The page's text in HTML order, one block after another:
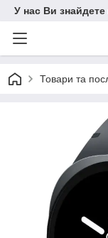
У нас Ви знайдете
Товари та